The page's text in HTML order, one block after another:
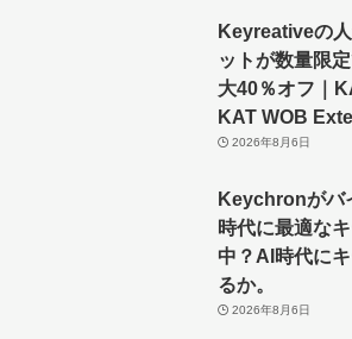
Keyreativeの
ットが数量限
大40％オフ｜
KAT WOB
2026年8月6日
Keychronがバ
時代に最適な
中？AI時代に
るか。
2026年8月6日